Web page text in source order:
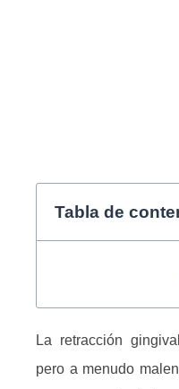
Tabla de
La retracción
pero a menudo